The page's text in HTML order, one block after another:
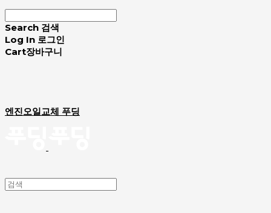
Search 검색
Log In 로그인
Cart장바구니
엔진오일교체 푸딩